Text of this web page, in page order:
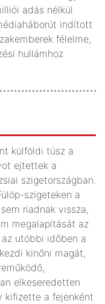
adás nélkül
indított
félelme,
hullámhoz
külföldi túsz a
ejtettek a
szigetországban.
szigeteken a
riadnak vissza,
megalapítását az
az utóbbi időben a
kinőni magát,
elkeseredetten
kifizette a fejenként